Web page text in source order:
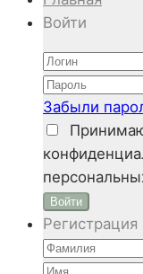
Войти
Забыли
Войти
Регистрация